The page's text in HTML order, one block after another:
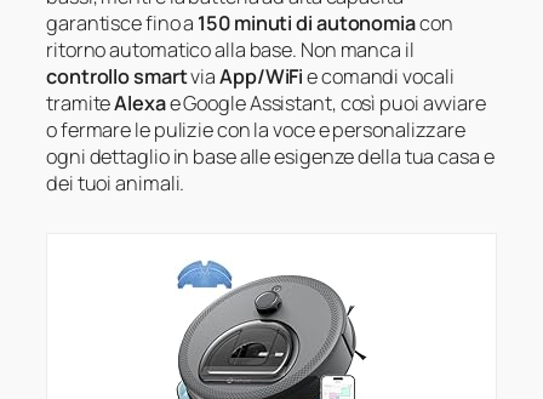
garantisce fino a 150 minuti di autonomiacon
ritorno automatico alla base. Non manca il
controllo smartviaApp/WiFie comandi vocali
tramiteAlexae Google Assistant, così puoi avviare
o fermare le pulizie con la voce e personalizzare
ogni dettaglio in base alle esigenze della tua casa e
dei tuoi animali.